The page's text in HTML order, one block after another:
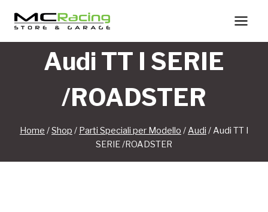
contenuto
Audi TT I SERIE
/ROADSTER
Home /Shop / Parti Speciali per Modello /Audi /Audi TT I
SERIE /ROADSTER